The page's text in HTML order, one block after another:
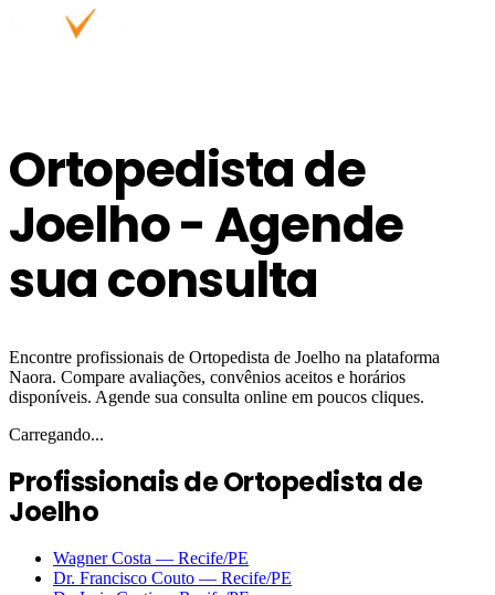
Ortopedista de
Joelho - Agende
sua consulta
Encontre profissionais de Ortopedista de Joelho na plataforma
Naora. Compare avaliações, convênios aceitos e horários
disponíveis. Agende sua consulta online em poucos cliques.
Carregando...
Profissionais de Ortopedista de
Joelho
Wagner Costa — Recife/PE
Dr. Francisco Couto — Recife/PE